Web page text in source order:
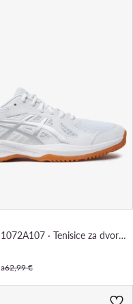
Upcourt 6 1072A107 · Tenisice za dvoranski nogomet
62,99 €